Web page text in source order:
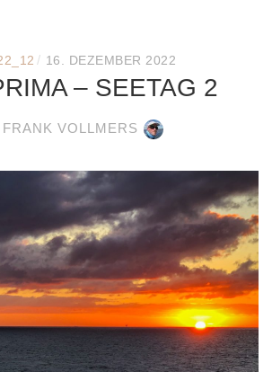
/ 16. DEZEMBER 2022
– SEETAG 2
FRANK VOLLMERS